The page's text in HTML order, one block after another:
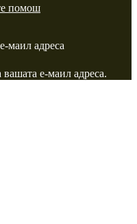
помош
маил адреса
е-маил адреса.